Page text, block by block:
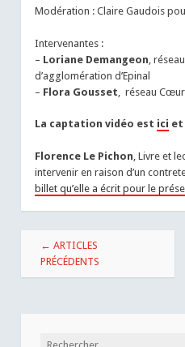
Modération : Claire Gaudois
Intervenantes :
– Loriane Demangeon ,
d’agglomération d’Epinal
– Flora Gousset , réseau
La captation vidéo est ici et
Florence Le Pichon , Livre et
intervenir en raison d’un
billet qu’elle a écrit pour le
Navigation
des
← ARTICLES
PRÉCÉDENTS
Rechercher :